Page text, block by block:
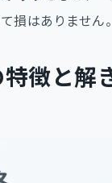
損はありません。
徴と解